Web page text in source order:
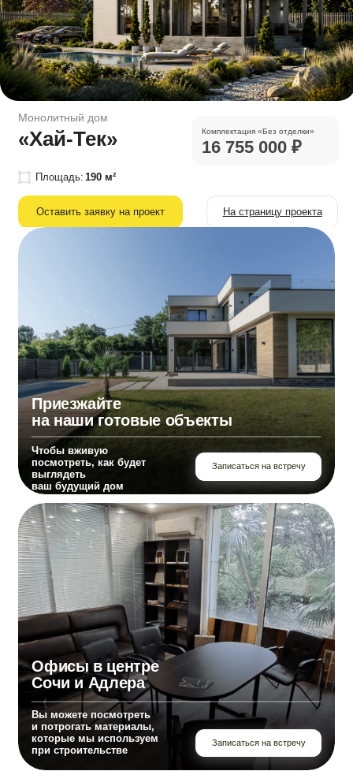
Приезжайте
на наши готовые объекты
Записаться на встречу
Сочи и Адлера
Записаться на встречу
Чтобы вживую
выглядеть
ваш будущий дом
Вы можете посмотреть
и потрогать материалы,
которые мы используем
при строительстве
01.Страницы
сайта
Строительство домов в Сочи
и Краснодарском крае
Главная страница
О компании
Проекты домов
Построенные дома
Отзывы и вопросы
Мы в СМИ
Контакты
Технологии строительства дома
Что входит/не входит в стоимость дома
Планировка дома
02.Навигация по текущей
странице
03.